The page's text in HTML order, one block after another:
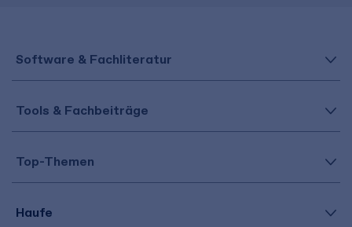
Software & Fachliteratur
Tools & Fachbeiträge
Top-Themen
Haufe